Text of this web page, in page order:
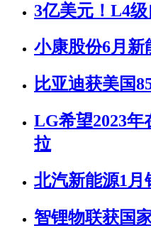
3亿美元！L4
小康股份6月新
比亚迪获美国
LG希望2023年
拉
北汽新能源1月
智锂物联获国